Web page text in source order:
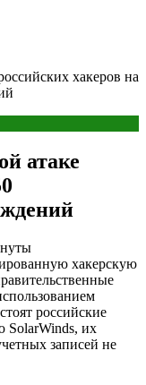
хакеров на
атаке
хакерскую
российские
SolarWinds, их
записей не